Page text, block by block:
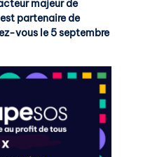
majeur de
partenaire de
vous le 5 septembre